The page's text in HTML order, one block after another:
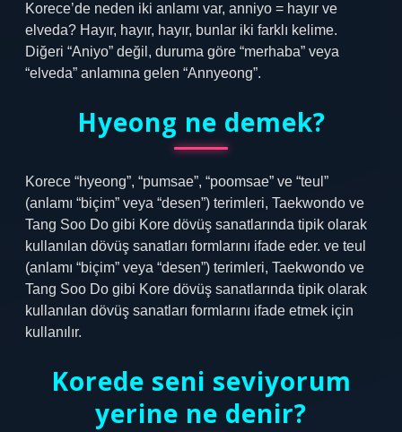
Korece’de neden iki anlamı var, anniyo = hayır ve
elveda? Hayır, hayır, hayır, bunlar iki farklı kelime.
Diğeri “Aniyo” değil, duruma göre “merhaba” veya
“elveda” anlamına gelen “Annyeong”.
Hyeong ne demek?
Korece “hyeong”, “pumsae”, “poomsae” ve “teul”
(anlamı “biçim” veya “desen”) terimleri, Taekwondo ve
Tang Soo Do gibi Kore dövüş sanatlarında tipik olarak
kullanılan dövüş sanatları formlarını ifade eder. ve teul
(anlamı “biçim” veya “desen”) terimleri, Taekwondo ve
Tang Soo Do gibi Kore dövüş sanatlarında tipik olarak
kullanılan dövüş sanatları formlarını ifade etmek için
kullanılır.
Korede seni seviyorum
yerine ne denir?